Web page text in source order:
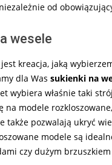
od
wesele
kreacja, jaką
dla Was sukienki na
wybiera właśnie taki
na modele
także pozwalają ukryć
modele są
czy dużym